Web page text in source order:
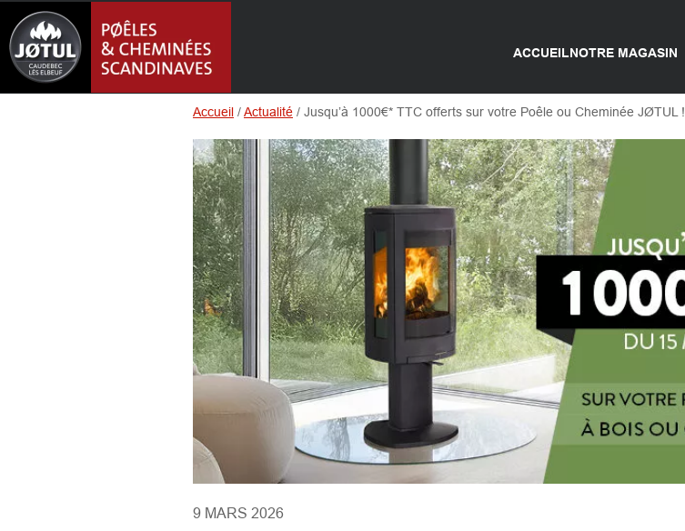
ACCUEILNOTRE MAGASIN
Accueil /Actualité / Jusqu’à 1000€* TTC offerts sur votre Poêle ou Cheminée JØTUL !
9 MARS 2026